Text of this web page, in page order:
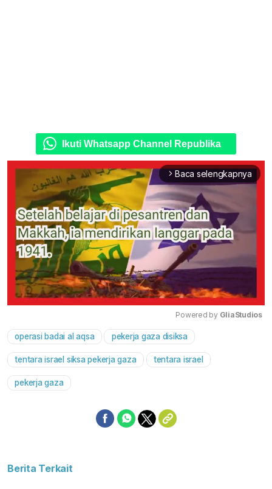
Ikuti Whatsapp Channel Republika
arrow_forward_ios Baca selengkapnya
Powered by GliaStudios
operasi badai al aqsa pekerja gaza disiksa
tentara israel siksa pekerja gaza tentara israel
pekerja gaza
Berita Terkait